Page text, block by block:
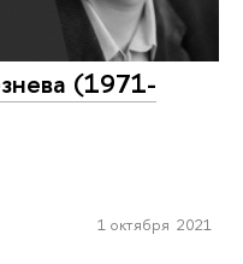
(1971-
1 октября 2021